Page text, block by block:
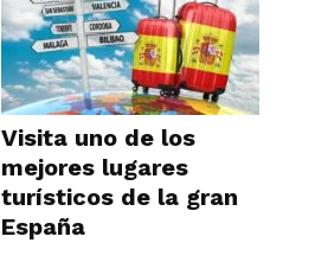
Visita uno de los
mejores lugares
turísticos de la gran
España